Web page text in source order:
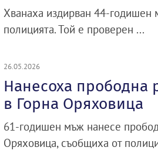
Хванаха издирван 44-годишен
полицията. Той е проверен ...
26.05.2026
Нанесоха прободна
в Горна Оряховица
61-годишен мъж нанесе
Оряховица, съобщиха от